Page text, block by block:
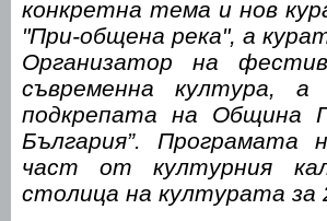
конкретна тема и нов
"При-общена река", а
Организатор на
съвременна култура,
подкрепата на Община
България”. Програмата
част от културния
столица на културата за